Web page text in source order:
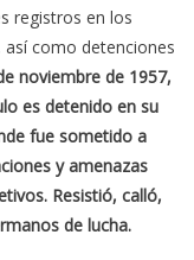
registros en los
como detenciones
noviembre de 1957,
es detenido en su
fue sometido a
y amenazas
Resistió, calló,
de lucha.